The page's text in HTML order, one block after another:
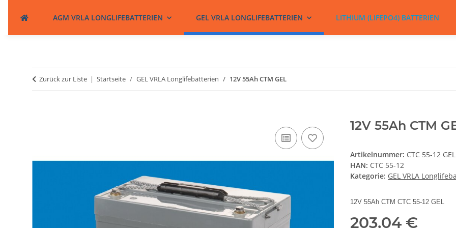
AGM VRLA LONGLIFEBATTERIEN GEL VRLA LONGLIFEBATTERIEN LITHIUM (LIFEPO4) BATTERIEN
Zurück zur Liste Startseite GEL VRLA Longlifebatterien 12V 55Ah CTM GEL
12V 55Ah CTM
Artikelnummer: CTC 55-12 GEL
HAN: CTC 55-12
Kategorie: GEL VRLA
12V 55Ah CTM CTC 55-12 GEL
203,04 €